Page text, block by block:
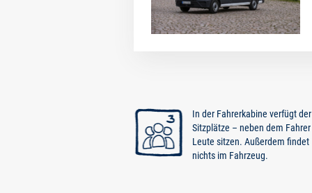
In der Fahrerkabine verfügt
Sitzplätze – neben dem
Leute sitzen. Außerdem
nichts im Fahrzeug.